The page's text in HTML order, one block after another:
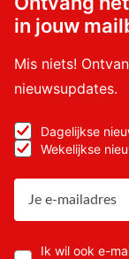
in jouw
Mis niets!
nieuwsupdates.
Dagelijkse
Wekelijkse
Ik wil ook e-